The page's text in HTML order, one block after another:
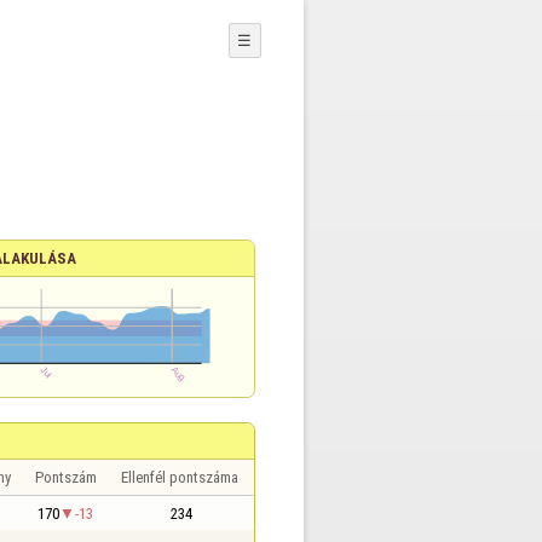
☰
Pontszám
Ellenfél pontszáma
170
-13
234